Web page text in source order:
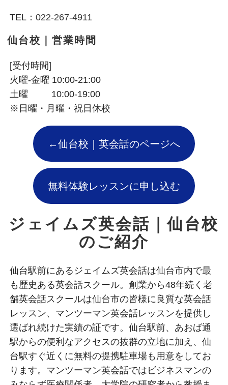
TEL：022-267-4911
仙台校｜営業時間
[受付時間]
火曜-金曜 10:00-21:00
土曜 10:00-19:00
※日曜・月曜・祝日休校
←仙台校｜英会話のページへ
無料体験レッスンに申し込む
ジェイムズ英会話｜仙台校
のご紹介
仙台駅前にあるジェイムズ英会話は仙台市内で最
も歴史ある英会話スクール。創業から48年続く老
舗英会話スクールは仙台市の皆様に良質な英会話
レッスン、マンツーマン英会話レッスンを提供し
選ばれ続けた実績の証です。仙台駅前、あおば通
駅からの便利なアクセスの抜群の立地に加え、仙
台駅すぐ近くに無料の提携駐車場も用意をしてお
ります。マンツーマン英会話ではビジネスマンの